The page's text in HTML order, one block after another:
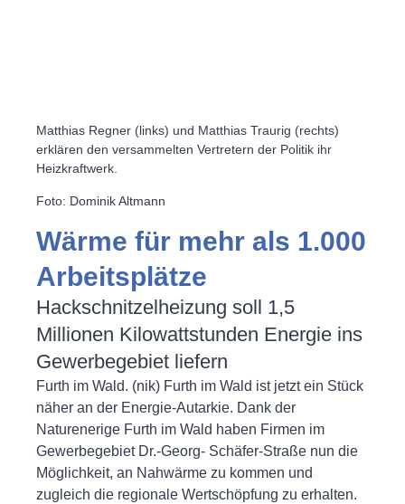
Matthias Regner (links) und Matthias Traurig (rechts)
erklären den versammelten Vertretern der Politik ihr
Heizkraftwerk.
Foto: Dominik Altmann
Wärme für mehr als 1.000
Arbeitsplätze
Hackschnitzelheizung soll 1,5
Millionen Kilowattstunden Energie ins
Gewerbegebiet liefern
Furth im Wald. (nik) Furth im Wald ist jetzt ein Stück
näher an der Energie-Autarkie. Dank der
Naturenerige Furth im Wald haben Firmen im
Gewerbegebiet Dr.-Georg- Schäfer-Straße nun die
Möglichkeit, an Nahwärme zu kommen und
zugleich die regionale Wertschöpfung zu erhalten.